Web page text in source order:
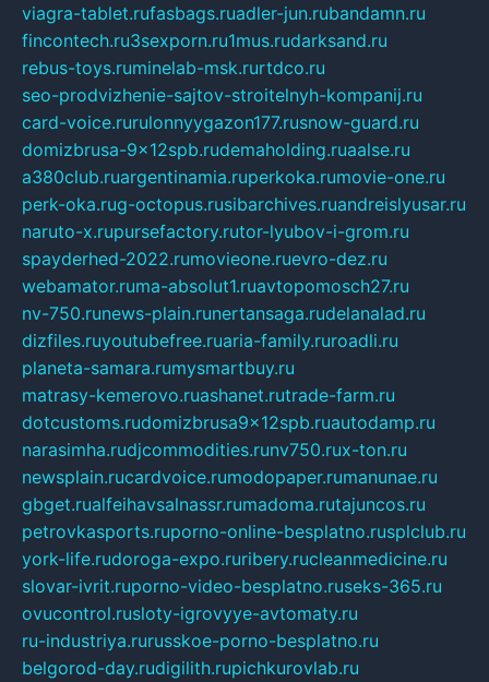
viagra-tablet.rufasbags.ruadler-jun.rubandamn.ru
fincontech.ru3sexporn.ru1mus.rudarksand.ru
rebus-toys.ruminelab-msk.rurtdco.ru
seo-prodvizhenie-sajtov-stroitelnyh-kompanij.ru
card-voice.rurulonnyygazon177.rusnow-guard.ru
domizbrusa-9x12spb.rudemaholding.ruaalse.ru
a380club.ruargentinamia.ruperkoka.rumovie-one.ru
perk-oka.rug-octopus.rusibarchives.ruandreislyusar.ru
naruto-x.rupursefactory.rutor-lyubov-i-grom.ru
spayderhed-2022.rumovieone.ruevro-dez.ru
webamator.ruma-absolut1.ruavtopomosch27.ru
nv-750.runews-plain.runertansaga.rudelanalad.ru
dizfiles.ruyoutubefree.ruaria-family.ruroadli.ru
planeta-samara.rumysmartbuy.ru
matrasy-kemerovo.ruashanet.rutrade-farm.ru
dotcustoms.rudomizbrusa9x12spb.ruautodamp.ru
narasimha.rudjcommodities.runv750.rux-ton.ru
newsplain.rucardvoice.rumodopaper.rumanunae.ru
gbget.rualfeihavsalnassr.rumadoma.rutajuncos.ru
petrovkasports.ruporno-online-besplatno.rusplclub.ru
york-life.rudoroga-expo.ruribery.rucleanmedicine.ru
slovar-ivrit.ruporno-video-besplatno.ruseks-365.ru
ovucontrol.rusloty-igrovyye-avtomaty.ru
ru-industriya.rurusskoe-porno-besplatno.ru
belgorod-day.rudigilith.rupichkurovlab.ru